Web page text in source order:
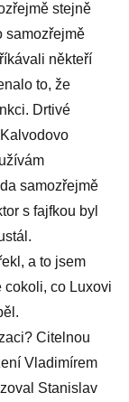
stejně
samozřejmě
někteří
to, že
Drtivé
samozřejmě
s fajfkou byl
a to jsem
cokoli, co Luxovi
Citelnou
Vladimírem
Stanislav